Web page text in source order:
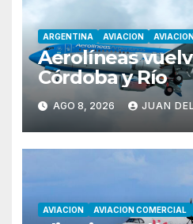
ARGENTINA AVIACION
Aerolíneas
Córdoba y Río
AGO 8, 2026 JUAN
AVIACION AVIACION COMERCIAL